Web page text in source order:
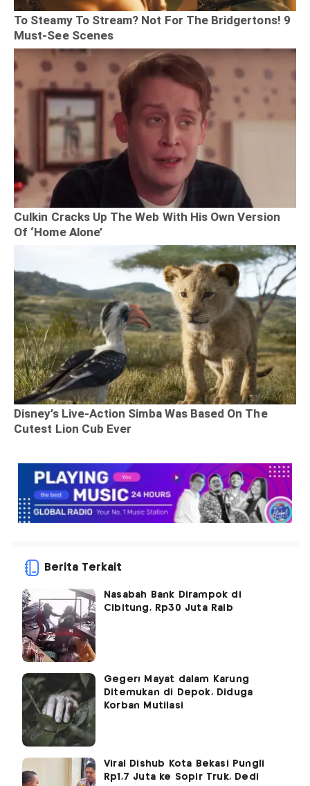
Berita Terkait
Nasabah Bank Dirampok di
Cibitung, Rp30 Juta Raib
Geger! Mayat dalam Karung
Ditemukan di Depok, Diduga
Korban Mutilasi
Viral Dishub Kota Bekasi Pungli
Rp1,7 Juta ke Sopir Truk, Dedi